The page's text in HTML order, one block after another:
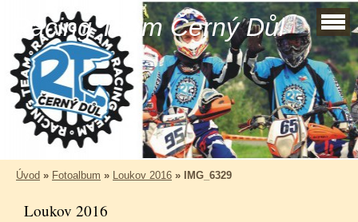
Racing Team Černý Důl
Úvod » Fotoalbum » Loukov 2016 » IMG_6329
Loukov 2016